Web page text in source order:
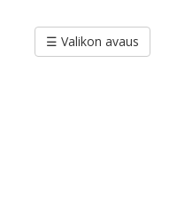
☰ Valikon avaus